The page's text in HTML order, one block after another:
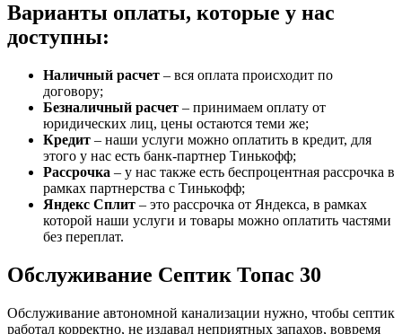
Варианты оплаты, которые у нас
доступны:
Наличный расчет – вся оплата происходит по
договору;
Безналичный расчет – принимаем оплату от
юридических лиц, цены остаются теми же;
Кредит – наши услуги можно оплатить в кредит, для
этого у нас есть банк-партнер Тинькофф;
Рассрочка – у нас также есть беспроцентная рассрочка в
рамках партнерства с Тинькофф;
Яндекс Сплит – это рассрочка от Яндекса, в рамках
которой наши услуги и товары можно оплатить частями
без переплат.
Обслуживание Септик Топас 30
Обслуживание автономной канализации нужно, чтобы септик
работал корректно, не издавал неприятных запахов, вовремя